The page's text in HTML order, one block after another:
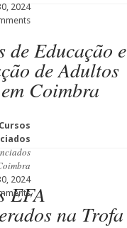
2024
de Educação e
de Adultos
Coimbra
Cursos
2024
EFA
na Trofa